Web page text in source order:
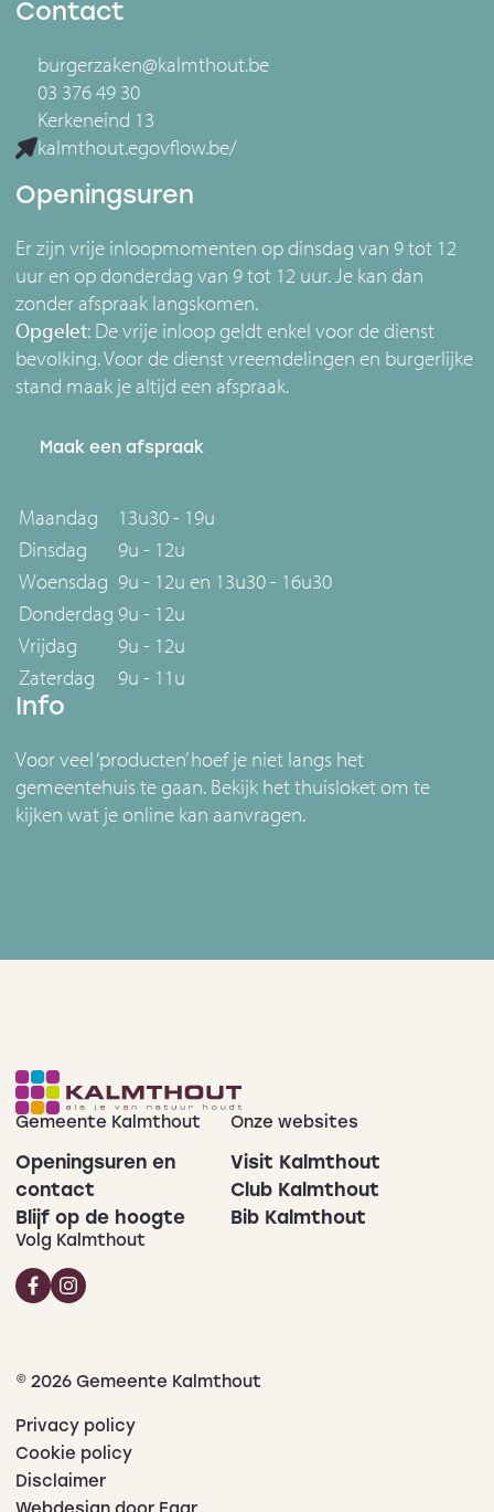
Contact
burgerzaken@kalmthout.be
03 376 49 30
Kerkeneind 13
kalmthout.egovflow.be/
Openingsuren
Er zijn vrije inloopmomenten op dinsdag van 9 tot 12
uur en op donderdag van 9 tot 12 uur. Je kan dan
zonder afspraak langskomen.
Opgelet: De vrije inloop geldt enkel voor de dienst
bevolking. Voor de dienst vreemdelingen en burgerlijke
stand maak je altijd een afspraak.
Maak een afspraak
Maandag
13u30 - 19u
Dinsdag
9u - 12u
Woensdag 9u - 12u en 13u30 - 16u30
Donderdag 9u - 12u
Vrijdag
9u - 12u
Zaterdag
9u - 11u
Info
Voor veel ‘producten’ hoef je niet langs het
gemeentehuis te gaan. Bekijk het thuisloket om te
kijken wat je online kan aanvragen.
Gemeente Kalmthout
Openingsuren en
contact
Blijf op de hoogte
Onze websites
Visit Kalmthout
Club Kalmthout
Bib Kalmthout
Volg Kalmthout
© 2026 Gemeente Kalmthout
Privacy policy
Cookie policy
Disclaimer